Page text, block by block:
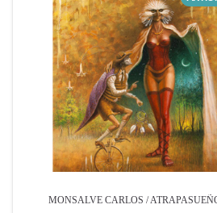
MONSALVE CARLOS /